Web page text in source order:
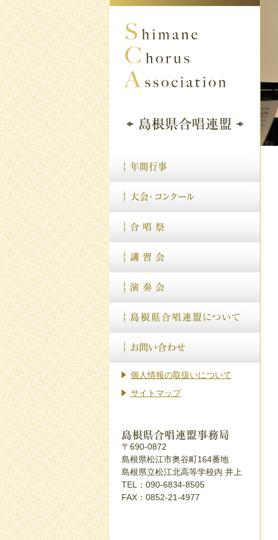
個人情報の取扱いについて
サイトマップ
〒690-0872
島根県松江市奥谷町164番地
島根県立松江北高等学校内 井上
TEL：090-6834-8505
FAX：0852-21-4977